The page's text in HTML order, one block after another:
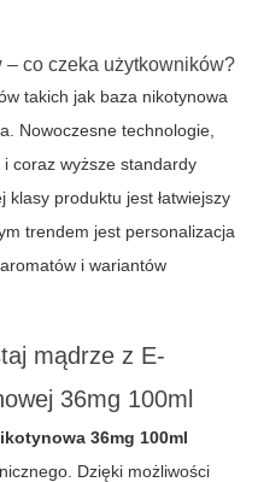
co czeka użytkowników?
takich jak baza nikotynowa
Nowoczesne technologie,
coraz wyższe standardy
klasy produktu jest łatwiejszy
trendem jest personalizacja
i wariantów
mądrze z E-
36mg 100ml
36mg 100ml
Dzięki możliwości